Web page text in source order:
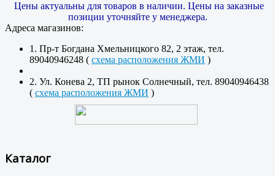
Цены актуальны для товаров в наличии. Цены на заказные
позиции уточняйте у менеджера.
Адреса магазинов:
1. Пр-т Богдана Хмельницкого 82, 2 этаж, тел.
89040946248 ( схема расположения ЖМИ )
2. Ул. Конева 2, ТП рынок Солнечный, тел. 89040946438
( схема расположения ЖМИ )
Каталог